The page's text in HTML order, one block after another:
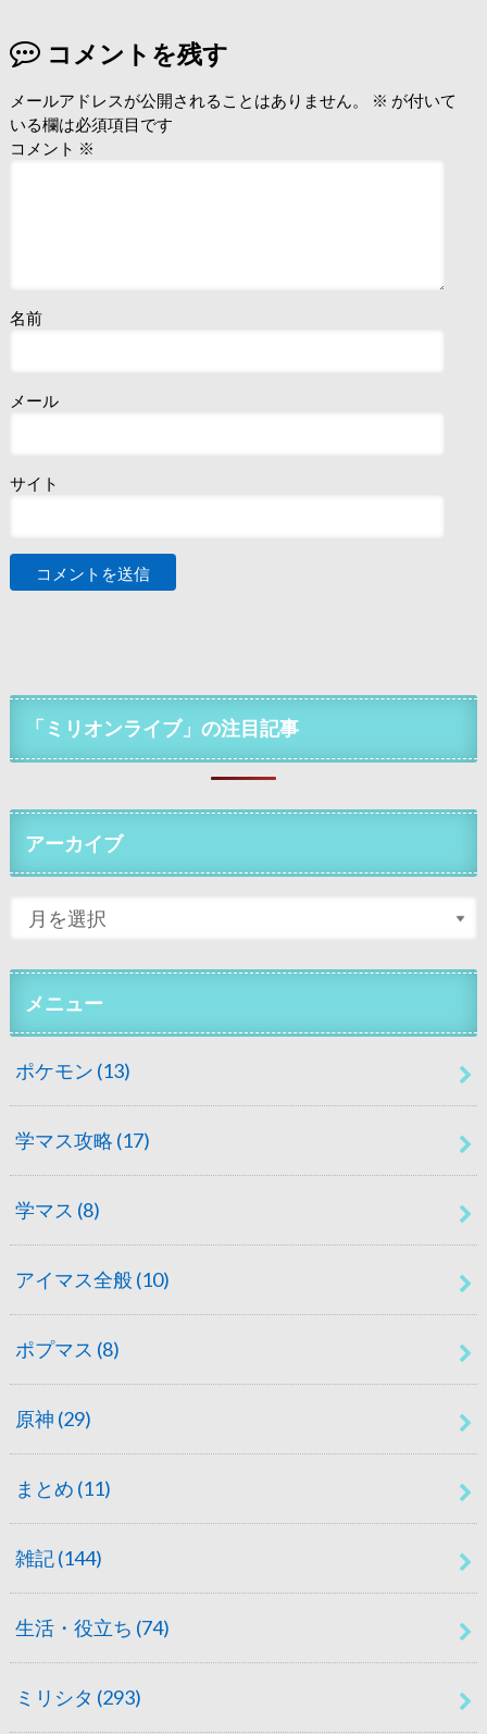
コメントを残す
メールアドレスが公開されることはありません。 ※ が付いて
いる欄は必須項目です
コメント ※
名前
メール
サイト
「ミリオンライブ」の注目記事
アーカイブ
メニュー
ポケモン (13)
学マス攻略 (17)
学マス (8)
アイマス全般 (10)
ポプマス (8)
原神 (29)
まとめ (11)
雑記(144)
生活・役立ち (74)
ミリシタ (293)